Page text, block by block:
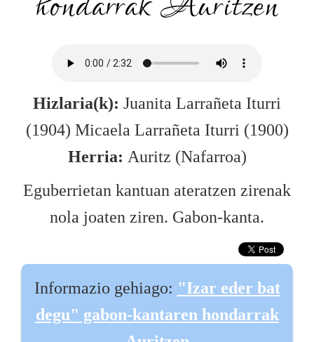
Hizlaria(k): Juanita Larrañeta Iturri
(1904) Micaela Larrañeta Iturri (1900)
Herria: Auritz (Nafarroa)
Eguberrietan kantuan ateratzen zirenak
nola joaten ziren. Gabon-kanta.
Informazio gehiago: "Izar eder bat
degu" gabon-kantaren hondarrak